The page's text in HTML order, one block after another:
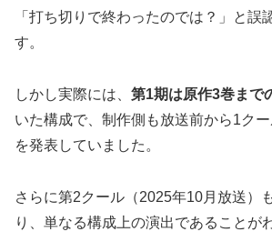
「打ち切りで終わったのでは？」と誤
す。
しかし実際には、 第1期は原作3巻まで
いた構成で、制作側も放送前から1ク
を発表していました。
さらに第2クール（2025年10月放送）
り、単なる構成上の演出であることが